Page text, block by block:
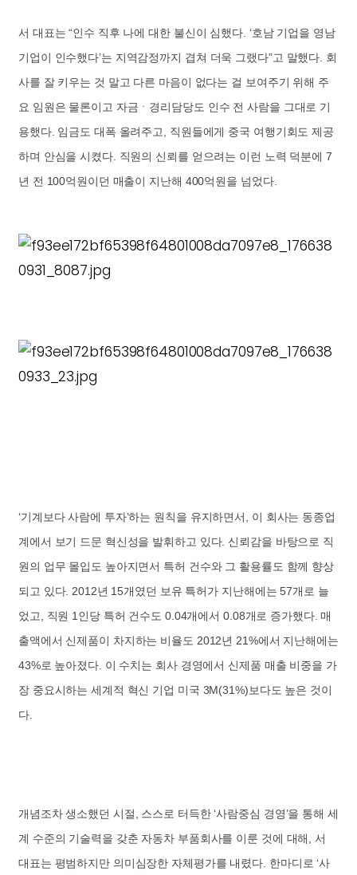
서 대표는 “인수 직후 나에 대한 불신이 심했다. ‘호남 기업을 영남
기업이 인수했다’는 지역감정까지 겹쳐 더욱 그랬다”고 말했다. 회
사를 잘 키우는 것 말고 다른 마음이 없다는 걸 보여주기 위해 주
요 임원은 물론이고 자금ㆍ경리담당도 인수 전 사람을 그대로 기
용했다. 임금도 대폭 올려주고, 직원들에게 중국 여행기회도 제공
하며 안심을 시켰다. 직원의 신뢰를 얻으려는 이런 노력 덕분에 7
년 전 100억원이던 매출이 지난해 400억원을 넘었다.
‘기계보다 사람에 투자’하는 원칙을 유지하면서, 이 회사는 동종업
계에서 보기 드문 혁신성을 발휘하고 있다. 신뢰감을 바탕으로 직
원의 업무 몰입도 높아지면서 특허 건수와 그 활용률도 함께 향상
되고 있다. 2012년 15개였던 보유 특허가 지난해에는 57개로 늘
었고, 직원 1인당 특허 건수도 0.04개에서 0.08개로 증가했다. 매
출액에서 신제품이 차지하는 비율도 2012년 21%에서 지난해에는
43%로 높아졌다. 이 수치는 회사 경영에서 신제품 매출 비중을 가
장 중요시하는 세계적 혁신 기업 미국 3M(31%)보다도 높은 것이
다.
개념조차 생소했던 시절, 스스로 터득한 ‘사람중심 경영’을 통해 세
계 수준의 기술력을 갖춘 자동차 부품회사를 이룬 것에 대해, 서
대표는 평범하지만 의미심장한 자체평가를 내렸다. 한마디로 ‘사